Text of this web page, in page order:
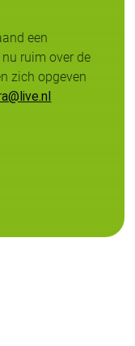
een
ruim over de
zich opgeven